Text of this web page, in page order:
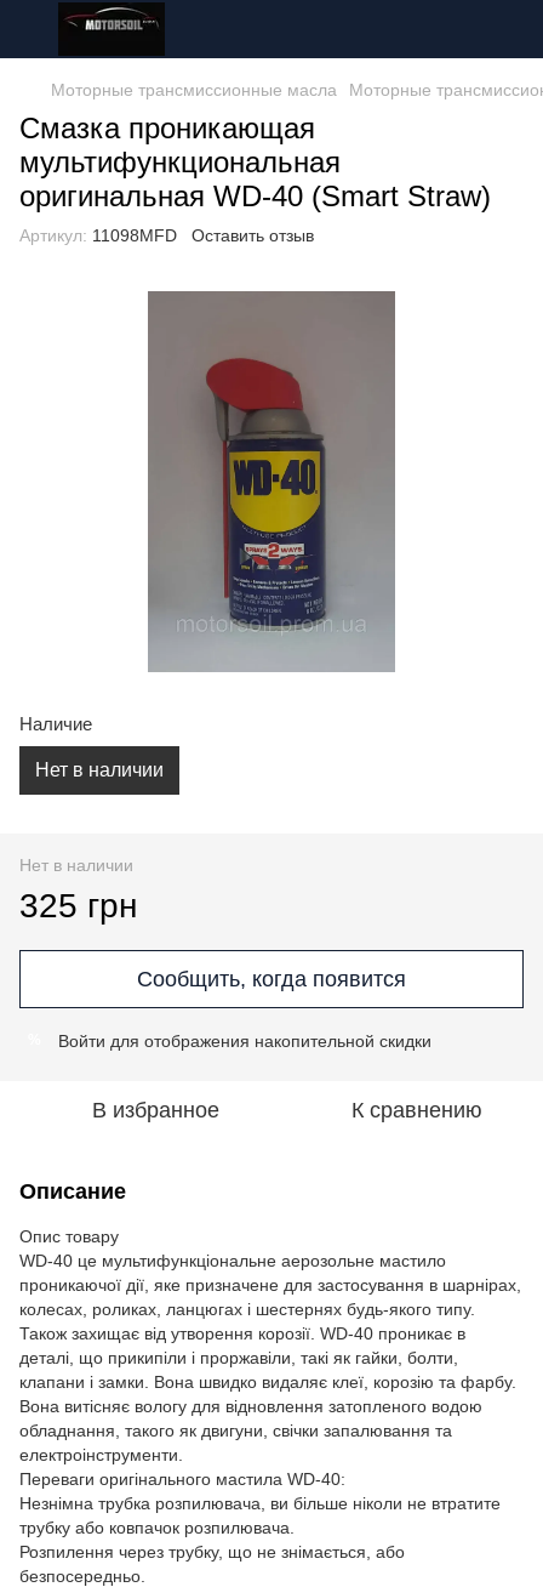
Моторные трансмиссионные масла Моторные
Смазка проникающая
мультифункциональная
оригинальная WD-40 (Smart Straw)
Артикул: 11098MFD Оставить отзыв
Наличие
Нет в наличии
Нет в наличии
325 грн
Сообщить, когда появится
Войти для отображения накопительной скидки
В избранное К сравнению
Описание
Опис товару
WD-40 це мультифункціональне аерозольне мастило
проникаючої дії, яке призначене для застосування в шарнірах,
колесах, роликах, ланцюгах і шестернях будь-якого типу.
Також захищає від утворення корозії. WD-40 проникає в
деталі, що прикипіли і проржавіли, такі як гайки, болти,
клапани і замки. Вона швидко видаляє клеї, корозію та фарбу.
Вона витісняє вологу для відновлення затопленого водою
обладнання, такого як двигуни, свічки запалювання та
електроінструменти.
Переваги оригінального мастила WD-40:
Незнімна трубка розпилювача, ви більше ніколи не втратите
трубку або ковпачок розпилювача.
Розпилення через трубку, що не знімається, або
безпосередньо.